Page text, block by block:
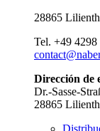
28865
Tel. +49 4298
Dirección de
Dr.-Sasse-
28865